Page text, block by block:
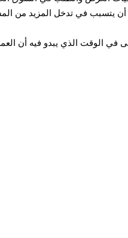
يتسبب في تدخل المزيد من
الوقت الذي يبدو فيه أن